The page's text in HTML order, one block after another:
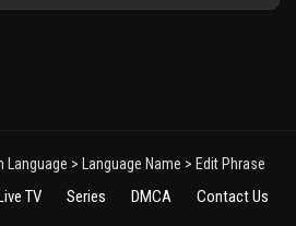
> Language Name > Edit Phrase
TV Series DMCA Contact Us